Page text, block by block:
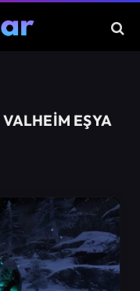
VALHEIM EŞYA